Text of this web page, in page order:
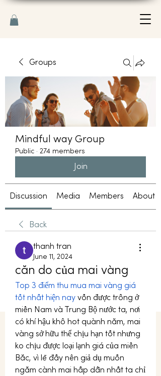
Groups
Mindful way Group
Public · 274 members
Join
Discussion Media Members About
Back
thanh tran
June 11, 2024
căn do của mai vàng
Top 3 điểm thu mua mai vàng giá
tốt nhất hiện nay vốn được trồng ở
miền Nam và Trung Bộ nước ta, nơi
có khí hậu khô hot quành năm, mai
vàng sở hữu thể chịu hạn tốt nhưng
ko chịu được loại lạnh giá của miền
Bắc, vì lẽ đấy nên giả dụ muốn
ngắm cành mai hấp dẫn nhất ta chỉ